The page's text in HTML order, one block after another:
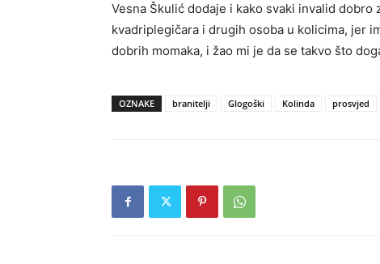
Vesna Škulić dodaje i kako svaki invalid
kvadriplegičara i drugih osoba u kolicima, jer
dobrih momaka, i žao mi je da se takvo što
OZNAKE branitelji Glogoški Kolinda prosvjed